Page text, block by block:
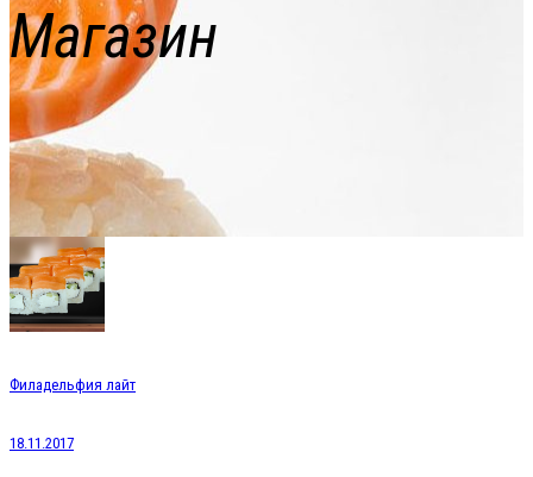
Магазин
Филадельфия лайт
18.11.2017